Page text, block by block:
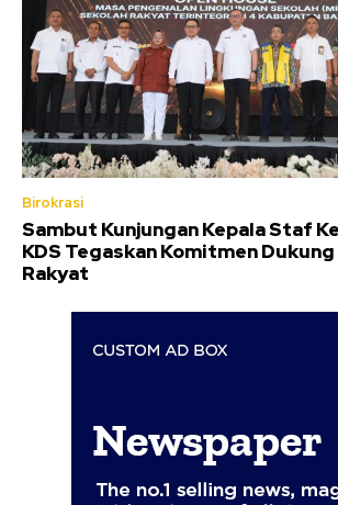
Birokrasi
Sambut Kunjungan Kepala Staf
KDS Tegaskan Komitmen
Rakyat